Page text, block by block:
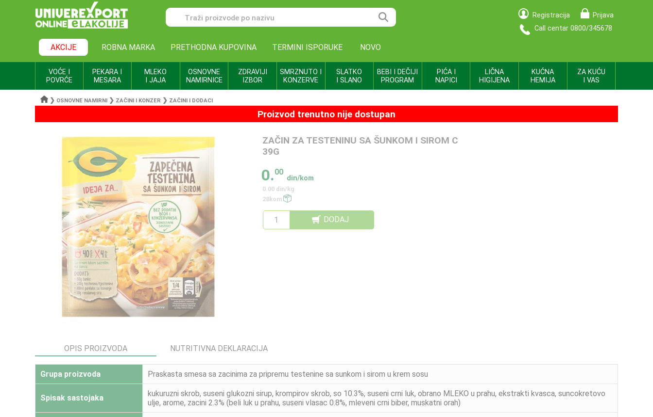
Registracija
Prijava
Call centar 0800/345678
AKCIJE ROBNA MARKA PRETHODNA KUPOVINA TERMINI ISPORUKE NOVO
VOĆE I
POVRĆE
PEKARA I
MESARA
MLEKO
I JAJA
OSNOVNE
NAMIRNICE
ZDRAVIJI
IZBOR
SMRZNUTO I
KONZERVE
SLATKO
I SLANO
BEBI I DEČIJI
PROGRAM
PIĆA I
NAPICI
LIČNA
HIGIJENA
KUĆNA
HEMIJA
ZA KUĆU
I VAS
❯ OSNOVNE NAMIRNI ❯ ZAČINI I KONZER ❯ ZAČINI I DODACI
Proizvod trenutno nije dostupan
ZAČIN ZA TESTENINU SA ŠUNKOM I SIROM C
39G
0.00
din/kom
0.00 din/kg
28kom
DODAJ
OPIS PROIZVODA NUTRITIVNA DEKLARACIJA
Grupa proizvoda Praskasta smesa sa zacinima za pripremu testenine sa sunkom i sirom u krem sosu
Spisak sastojaka
kukuruzni skrob, suseni glukozni sirup, krompirov skrob, so 10.3%, suseni crni luk, obrano MLEKO u prahu, ekstrakti kvasca, suncokretovo
ulje, arome, zacini 2.3% (beli luk u prahu, suseni vlasac 0.8%, mleveni crni biber, muskatni orah)